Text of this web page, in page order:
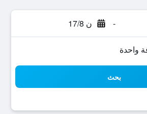
- ن 17/8
بحث